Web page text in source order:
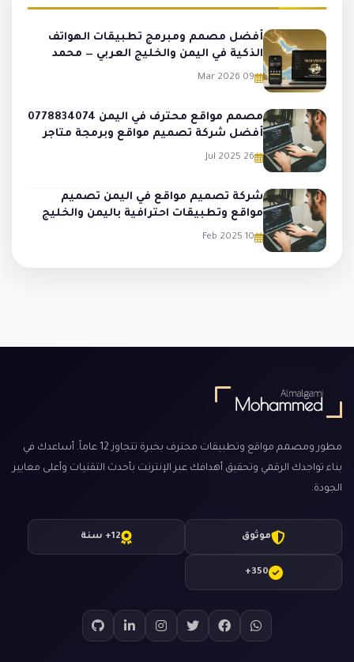
أفضل مصمم ومبرمج تطبيقات الهواتف
الذكية في اليمن والخليج العربي — محمد
الملجمي
09 Mar 2026
مصمم مواقع محترف في اليمن 0778834074
أفضل شركة تصميم مواقع وبرمجة متاجر
وتطبيقات
26 Jul 2025
شركة تصميم مواقع في اليمن تصميم
مواقع وتطبيقات احترافية باليمن والخليج
10 Feb 2025
مطور ومصمم مواقع وتطبيقات محترف بخبرة تتجاوز 12 عاماً. أساعدك في
بناء تواجدك الرقمي وتحقيق أهدافك عبر الإنترنت بأحدث التقنيات وأعلى معايير
الجودة.
موثوق 12+ سنة
350+